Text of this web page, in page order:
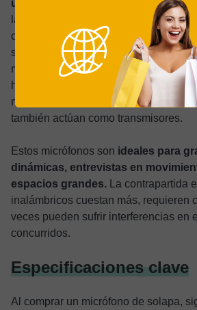
una inversión mayor
, aunque lo
lavaliers inalámbricos tradicionales
cable que va a un transmisor que se
se mete en un bolsillo. No obstante,
modernas y orientadas a los
han agrupado todo y ahora se pueden
micrófonos de solapa un poco más
también actúan como transmisores.
Estos micrófonos son ideales para
dinámicas, entrevistas en
espacios grandes. La contrapartida
inalámbricos cuestan más, requieren
veces pueden sufrir interferencias en
concurridos.
Especificaciones clave
Al comprar un micrófono de solapa,